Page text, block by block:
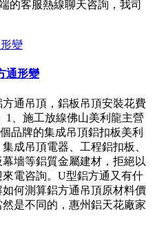
的客服熱線聊天咨詢，我司
通形變
通吊頂，鋁板吊頂安裝花費
1、施工放線佛山美利龍主營
品牌的集成吊頂鋁扣板美利
成吊頂電器、工程鋁扣板、
墻等鋁質金屬建材，拒絕以
電咨詢。U型鋁方通又有什
何測算鋁方通吊頂原材料價
是不同的，惠州鋁天花廠家